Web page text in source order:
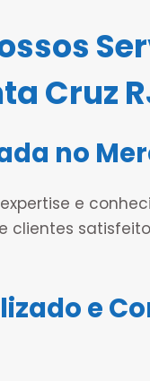
Cruz
no
e
clientes
e